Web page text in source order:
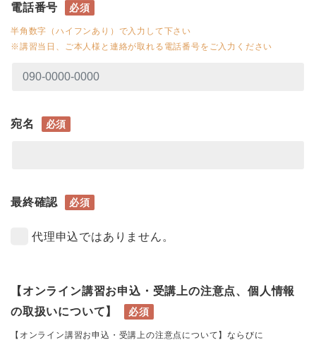
電話番号 必須
半角数字（ハイフンあり）で入力して下さい
※講習当日、ご本人様と連絡が取れる電話番号をご入力ください
宛名 必須
最終確認 必須
代理申込ではありません。
【オンライン講習お申込・受講上の注意点、個人情報
の取扱いについて】
必須
【オンライン講習お申込・受講上の注意点について】ならびに